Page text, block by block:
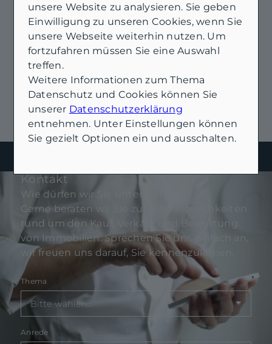
Media-Plattformen. Wenn
Cookies von externen Medien
akzeptiert werden, bedarf der
Zugriff auf diese Inhalte keiner
manuellen Zustimmung mehr
Ich stimme zu
Kontakt
Wie dürfen wir Sie unterstützen?
Gerne beraten wir Sie zu Ihren Möglichkeiten
rund um den Kauf, Verkauf und Bewertung
von Immobilien. Sprechen Sie uns einfach an,
wir freuen uns darauf, Sie kennenzulernen.
Thema
Anrede
unsere Website zu analysieren. Sie geben
Einwilligung zu unseren Cookies, wenn Sie
unsere Webseite weiterhin nutzen. Um
fortzufahren müssen Sie eine Auswahl
treffen.
Weitere Informationen zum Thema
Datenschutz und Cookies können Sie
unserer Datenschutzerklärung
entnehmen. Unter Einstellungen können
Sie gezielt Optionen ein und ausschalten.